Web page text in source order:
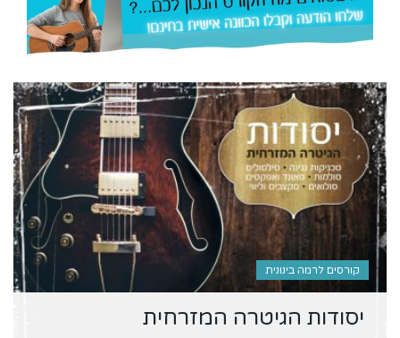
קורסים לרמה בינונית
יסודות הגיטרה המזרחית